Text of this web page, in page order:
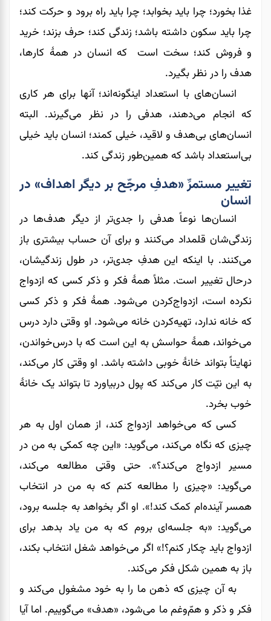
غذا بخورد؛ چرا باید بخوابد؛ چرا باید راه برود و حرکت کند؛
چرا باید سکون داشته باشد؛ زندگی کند؛ حرف بزند؛ خرید
و فروش کند؛ سخت است که انسان در همۀ کار‌ها،
هدف را در نظر بگیرد.
انسان‌های با استعداد اینگونه‌اند؛ آنها برای هر کاری
که انجام می‌دهند، هدفی را در نظر می‌گیرند. البته
انسان‌های بی‌هدف و لاقید، خیلی کمند؛ انسان باید خیلی
بی‌استعداد باشد که همین‌طور زندگی کند.
تغییر مستمرِّ «هدفِ مرجّح بر دیگر اهداف» در
انسان
انسان‌ها نوعاً هدفی را جدی‌تر از دیگر هدف‌ها در
زندگی‌شان قلمداد می‌کنند و برای آن حساب بیشتری باز
می‌کنند. با اینکه این هدفِ جدی‌تر، در طول زندگیشان،
در‌حال تغییر است. مثلاً همۀ فکر و ذکر کسی که ازدواج
نکرده است، ازدواج‌کردن می‌شود. همۀ فکر و ذکر کسی
که خانه ندارد، تهیه‌کردن خانه می‌شود. او وقتی دارد درس
می‌خواند، همۀ حواسش به این است که با درس‌خواندن،
نهایتاً بتواند خانۀ خوبی داشته باشد. او وقتی کار می‌کند،
به این نیّت کار می‌کند که پول دربیاورد تا بتواند یک خانۀ
خوب بخرد.
کسی که می‌خواهد ازدواج کند، از همان اول به هر
چیزی که نگاه می‌کند، می‌گوید: «این چه کمکی به من در
مسیر ازدواج می‌کند؟». حتی وقتی مطالعه می‌کند،
می‌گوید: «چیزی را مطالعه‌ کنم که به من در انتخاب
همسر آینده‌ام کمک کند!». او اگر بخواهد به جلسه برود،
می‌گوید: «به جلسه‌ای بروم که به من یاد بدهد برای
ازدواج باید چکار کنم؟!» اگر می‌خواهد شغل انتخاب بکند،
باز به همین شکل فکر می‌کند.
به آن چیزی که ذهن ما را به خود مشغول می‌کند و
فکر و ذکر و همّ‌و‌غم ما می‌شود، «هدف» می‌گوییم. اما آیا